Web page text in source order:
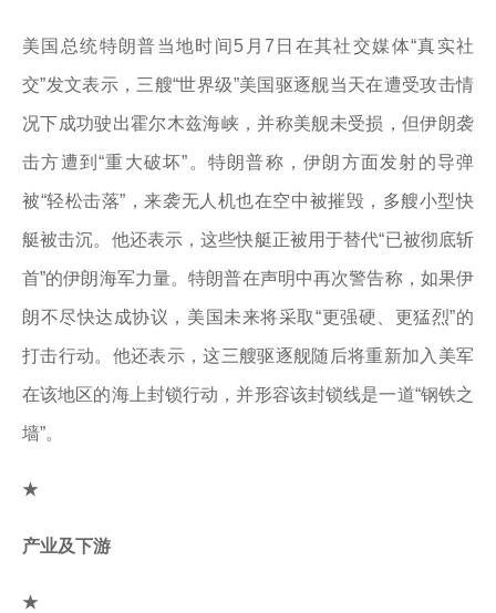
美国总统特朗普当地时间5月7日在其社交媒体“真实社
交”发文表示，三艘“世界级”美国驱逐舰当天在遭受攻击情
况下成功驶出霍尔木兹海峡，并称美舰未受损，但伊朗袭
击方遭到“重大破坏”。特朗普称，伊朗方面发射的导弹
被“轻松击落”，来袭无人机也在空中被摧毁，多艘小型快
艇被击沉。他还表示，这些快艇正被用于替代“已被彻底斩
首”的伊朗海军力量。特朗普在声明中再次警告称，如果伊
朗不尽快达成协议，美国未来将采取“更强硬、更猛烈”的
打击行动。他还表示，这三艘驱逐舰随后将重新加入美军
在该地区的海上封锁行动，并形容该封锁线是一道“钢铁之
墙”。
★
产业及下游
★